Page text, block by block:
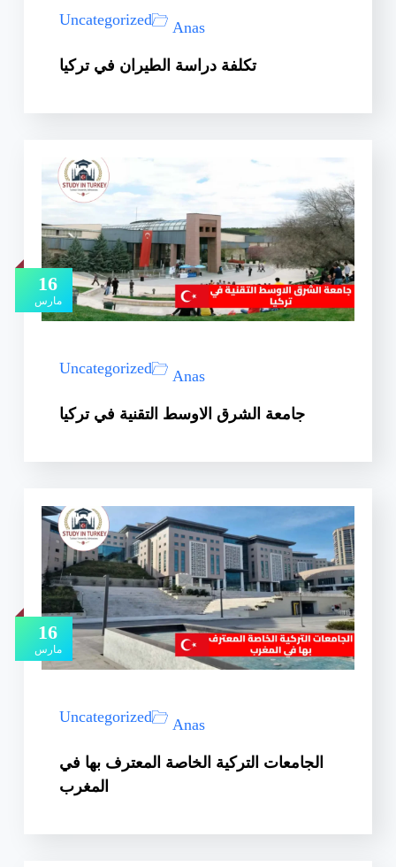
Anas
Uncategorized
تكلفة دراسة الطيران في تركيا
16
مارس
Anas
Uncategorized
جامعة الشرق الاوسط التقنية في تركيا
16
مارس
Anas
Uncategorized
الجامعات التركية الخاصة المعترف بها في
المغرب